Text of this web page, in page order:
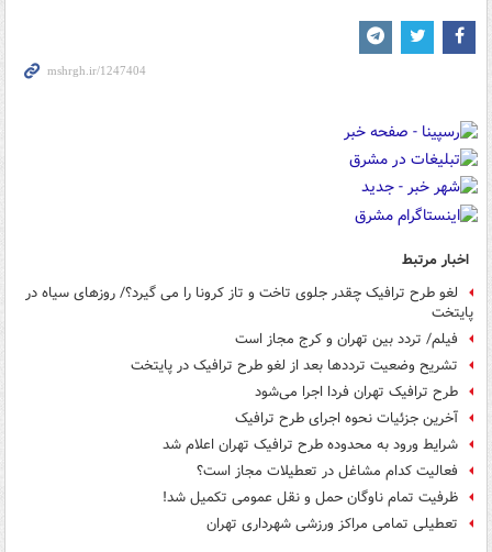
اخبار مرتبط
لغو طرح ترافیک چقدر جلوی تاخت و تاز کرونا را می گیرد؟/ روزهای سیاه در
پایتخت
فیلم/ تردد بین تهران و کرج مجاز است
تشریح وضعیت ترددها بعد از لغو طرح ترافیک در پایتخت
طرح ترافیک تهران فردا اجرا می‌شود
آخرین جزئیات نحوه اجرای طرح ترافیک
شرایط ورود به محدوده طرح ترافیک تهران اعلام شد
فعالیت کدام مشاغل در تعطیلات مجاز است؟
ظرفیت تمام ناوگان حمل و نقل عمومی تکمیل شد!
تعطیلی تمامی مراکز ورزشی شهرداری تهران